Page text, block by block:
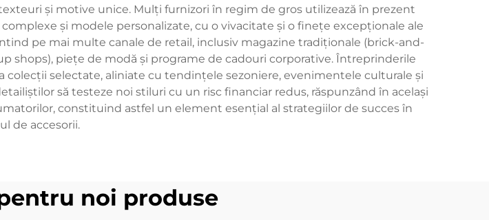
și motive unice. Mulți furnizori în regim de gros utilizează în prezent
și modele personalizate, cu o vivacitate și o finețe excepționale ale
pe mai multe canale de retail, inclusiv magazine tradiționale (brick-and-
shops), piețe de modă și programe de cadouri corporative. Întreprinderile
colecții selectate, aliniate cu tendințele sezoniere, evenimentele culturale și
să testeze noi stiluri cu un risc financiar redus, răspunzând în același
constituind astfel un element esențial al strategiilor de succes în
de accesorii.
noi produse